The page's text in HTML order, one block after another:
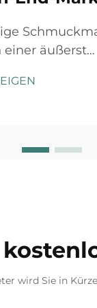
einer äußerst
wird Sie in